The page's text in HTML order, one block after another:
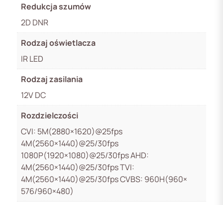
Redukcja szumów
2D DNR
Rodzaj oświetlacza
IR LED
Rodzaj zasilania
12V DC
Rozdzielczości
CVI: 5M(2880×1620)@25fps
4M(2560×1440)@25/30fps
1080P(1920×1080)@25/30fps AHD:
4M(2560×1440)@25/30fps TVI:
4M(2560×1440)@25/30fps CVBS: 960H(960×
576/960×480)